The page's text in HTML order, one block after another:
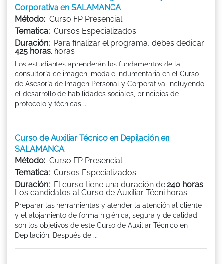
Corporativa en SALAMANCA
Método: Curso FP Presencial
Tematica: Cursos Especializados
Duración: Para finalizar el programa, debes dedicar
425 horas. horas
Los estudiantes aprenderán los fundamentos de la
consultoría de imagen, moda e indumentaria en el Curso
de Asesoría de Imagen Personal y Corporativa, incluyendo
el desarrollo de habilidades sociales, principios de
protocolo y técnicas ...
Curso de Auxiliar Técnico en Depilación en
SALAMANCA
Método: Curso FP Presencial
Tematica: Cursos Especializados
Duración: El curso tiene una duración de 240 horas.
Los candidatos al Curso de Auxiliar Técni horas
Preparar las herramientas y atender la atención al cliente
y el alojamiento de forma higiénica, segura y de calidad
son los objetivos de este Curso de Auxiliar Técnico en
Depilación. Después de ...